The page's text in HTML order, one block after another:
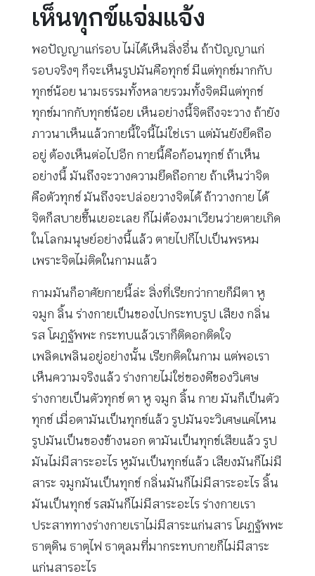
เห็นทุกข์แจ่มแจ้ง
พอปัญญาแก่รอบ ไม่ได้เห็นสิ่งอื่น ถ้าปัญญาแก่
รอบจริงๆ ก็จะเห็นรูปมันคือทุกข์ มีแต่ทุกข์มากกับ
ทุกข์น้อย นามธรรมทั้งหลายรวมทั้งจิตมีแต่ทุกข์
ทุกข์มากกับทุกข์น้อย เห็นอย่างนี้จิตถึงจะวาง ถ้ายัง
ภาวนาเห็นแล้วกายนี้ใจนี้ไม่ใช่เรา แต่มันยังยึดถือ
อยู่ ต้องเห็นต่อไปอีก กายนี้คือก้อนทุกข์ ถ้าเห็น
อย่างนี้ มันถึงจะวางความยึดถือกาย ถ้าเห็นว่าจิต
คือตัวทุกข์ มันถึงจะปล่อยวางจิตได้ ถ้าวางกาย ได้
จิตก็สบายขึ้นเยอะเลย ก็ไม่ต้องมาเวียนว่ายตายเกิด
ในโลกมนุษย์อย่างนี้แล้ว ตายไปก็ไปเป็นพรหม
เพราะจิตไม่ติดในกามแล้ว
กามมันก็อาศัยกายนี้ล่ะ สิ่งที่เรียกว่ากายก็มีตา หู
จมูก ลิ้น ร่างกายเป็นของไปกระทบรูป เสียง กลิ่น
รส โผฏฐัพพะ กระทบแล้วเราก็ติดอกติดใจ
เพลิดเพลินอยู่อย่างนั้น เรียกติดในกาม แต่พอเรา
เห็นความจริงแล้ว ร่างกายไม่ใช่ของดีของวิเศษ
ร่างกายเป็นตัวทุกข์ ตา หู จมูก ลิ้น กาย มันก็เป็นตัว
ทุกข์ เมื่อตามันเป็นทุกข์แล้ว รูปมันจะวิเศษแค่ไหน
รูปมันเป็นของข้างนอก ตามันเป็นทุกข์เสียแล้ว รูป
มันไม่มีสาระอะไร หูมันเป็นทุกข์แล้ว เสียงมันก็ไม่มี
สาระ จมูกมันเป็นทุกข์ กลิ่นมันก็ไม่มีสาระอะไร ลิ้น
มันเป็นทุกข์ รสมันก็ไม่มีสาระอะไร ร่างกายเรา
ประสาททางร่างกายเราไม่มีสาระแก่นสาร โผฏฐัพพะ
ธาตุดิน ธาตุไฟ ธาตุลมที่มากระทบกายก็ไม่มีสาระ
แก่นสารอะไร